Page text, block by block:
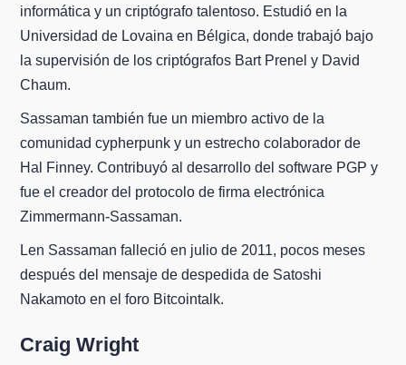
informática y un criptógrafo talentoso. Estudió en la
Universidad de Lovaina en Bélgica, donde trabajó bajo
la supervisión de los criptógrafos Bart Prenel y David
Chaum.
Sassaman también fue un miembro activo de la
comunidad cypherpunk y un estrecho colaborador de
Hal Finney. Contribuyó al desarrollo del software PGP y
fue el creador del protocolo de firma electrónica
Zimmermann-Sassaman.
Len Sassaman falleció en julio de 2011, pocos meses
después del mensaje de despedida de Satoshi
Nakamoto en el foro Bitcointalk.
Craig Wright